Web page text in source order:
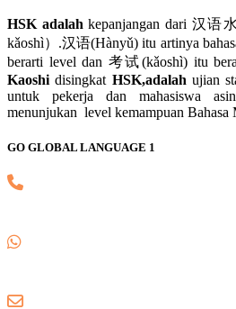
HSK adalah kepanjangan dari 汉语
kǎoshì）.汉语(Hànyǔ) itu artinya
berarti level dan 考试(kǎoshì) itu
Kaoshi disingkat HSK,adalah ujian
untuk pekerja dan mahasiswa
menunjukan level kemampuan Bahasa
GO GLOBAL LANGUAGE 1